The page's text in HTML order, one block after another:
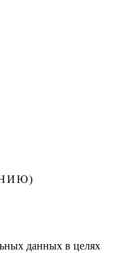
данных в целях